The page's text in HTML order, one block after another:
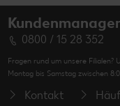
0800 / 15 28 352
Fragen rund um unsere
Montag bis Samstag zwischen
Kontakt